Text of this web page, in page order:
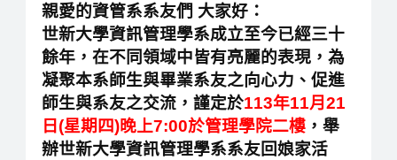
親愛的資管系系友們 大家好：
世新大學資訊管理學系成立至今已經三十
餘年，在不同領域中皆有亮麗的表現，為
凝聚本系師生與畢業系友之向心力、促進
師生與系友之交流，謹定於113年11月21
日(星期四)晚上7:00於管理學院二樓，舉
辦世新大學資訊管理學系系友回娘家活